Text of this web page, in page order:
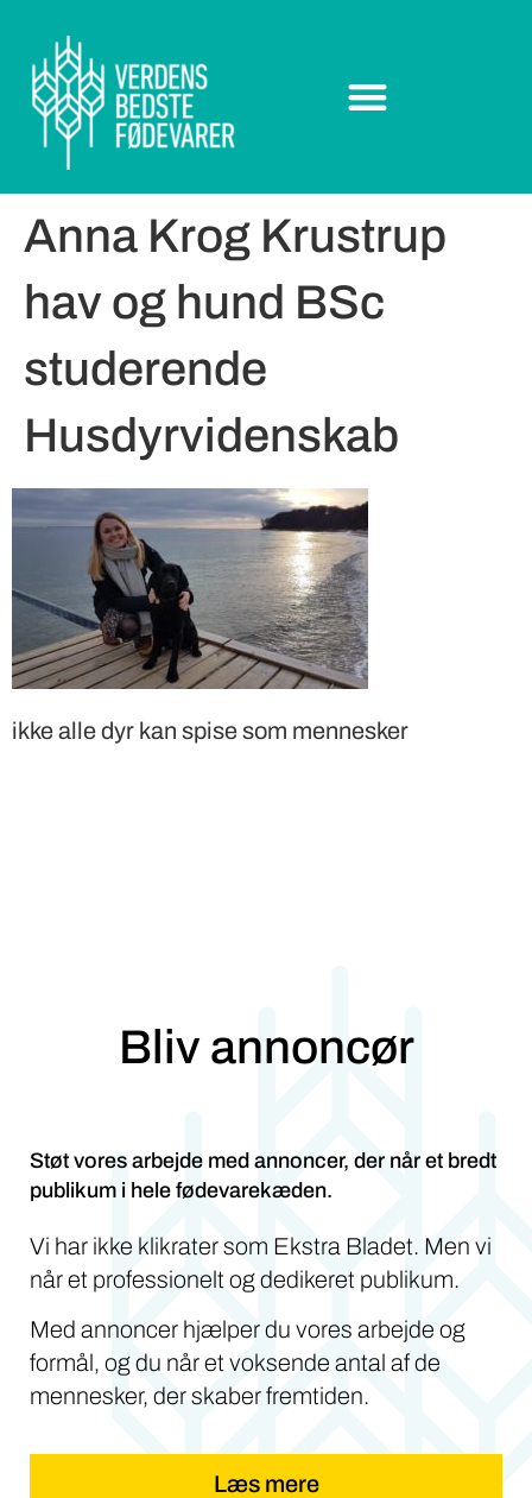
Anna Krog Krustrup
hav og hund BSc
studerende
Husdyrvidenskab
ikke alle dyr kan spise som mennesker
Bliv annoncør
Støt vores arbejde med annoncer, der når et bredt
publikum i hele fødevarekæden.
Vi har ikke klikrater som Ekstra Bladet. Men vi
når et professionelt og dedikeret publikum.
Med annoncer hjælper du vores arbejde og
formål, og du når et voksende antal af de
mennesker, der skaber fremtiden.
Læs mere